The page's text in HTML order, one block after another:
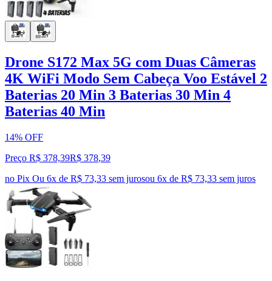
Drone S172 Max 5G com Duas Câmeras
4K WiFi Modo Sem Cabeça Voo Estável 2
Baterias 20 Min 3 Baterias 30 Min 4
Baterias 40 Min
14% OFF
Preço R$ 378,39R$ 378,39
no Pix Ou 6x de R$ 73,33 sem jurosou 6x de R$ 73,33 sem juros